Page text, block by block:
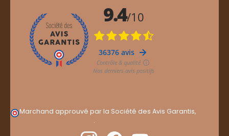
Marchand approuvé par la Société des Avis Garantis,
.